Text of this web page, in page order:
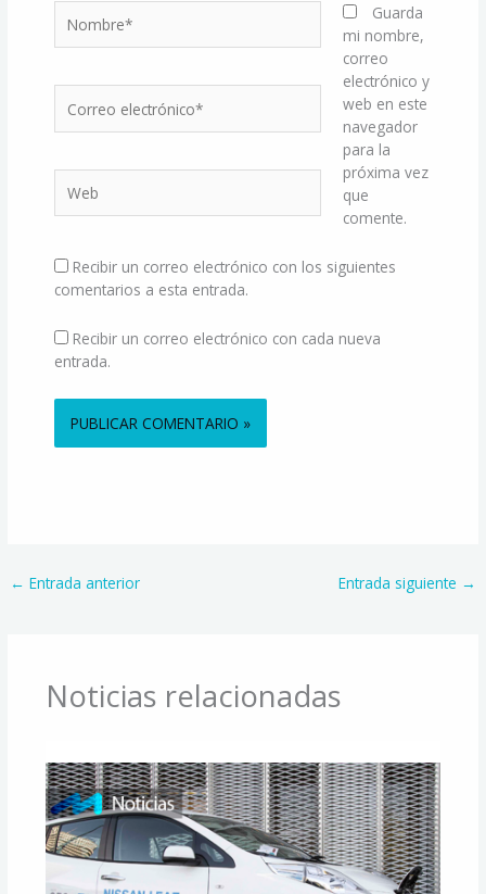
electrónico*
Guarda
mi nombre,
correo
electrónico y
web en este
navegador
para la
próxima vez
que
comente.
Recibir un correo electrónico con los siguientes
comentarios a esta entrada.
Recibir un correo electrónico con cada nueva
entrada.
← Entrada anterior Entrada siguiente →
Noticias relacionadas